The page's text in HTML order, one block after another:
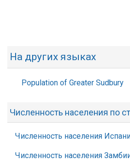
На других языках
Population of Greater Sudbury
Численность населения по
Численность населения
Численность населения